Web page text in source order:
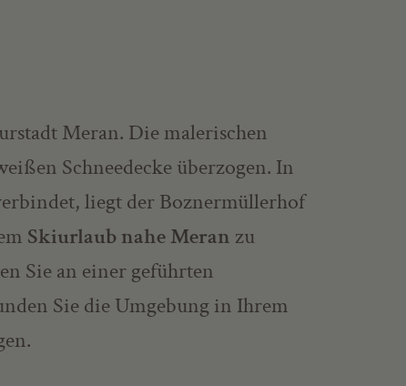
Meran. Die malerischen
Schneedecke überzogen. In
liegt der Boznermüllerhof
Skiurlaub nahe Meran zu
Sie an einer geführten
Sie die Umgebung in Ihrem